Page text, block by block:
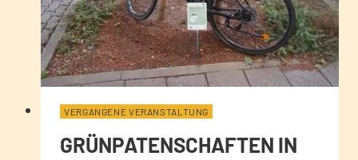
VERGANGENE VERANSTALTUNG
GRÜNPATENSCHAFTEN IN